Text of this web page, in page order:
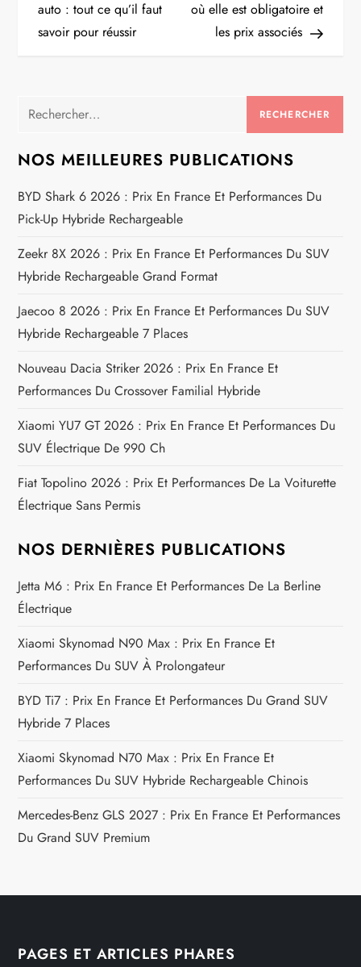
a
v
g
a
t
i
o
n
d
e
l
’
a
r
t
i
c
l
e
auto : tout ce qu’il faut
savoir pour réussir
où elle est obligatoire et
les prix associés
Rechercher :
NOS MEILLEURES PUBLICATIONS
BYD Shark 6 2026 : Prix En France Et Performances Du
Pick-Up Hybride Rechargeable
Zeekr 8X 2026 : Prix En France Et Performances Du SUV
Hybride Rechargeable Grand Format
Jaecoo 8 2026 : Prix En France Et Performances Du SUV
Hybride Rechargeable 7 Places
Nouveau Dacia Striker 2026 : Prix En France Et
Performances Du Crossover Familial Hybride
Xiaomi YU7 GT 2026 : Prix En France Et Performances Du
SUV Électrique De 990 Ch
Fiat Topolino 2026 : Prix Et Performances De La Voiturette
Électrique Sans Permis
NOS DERNIÈRES PUBLICATIONS
Jetta M6 : Prix En France Et Performances De La Berline
Électrique
Xiaomi Skynomad N90 Max : Prix En France Et
Performances Du SUV À Prolongateur
BYD Ti7 : Prix En France Et Performances Du Grand SUV
Hybride 7 Places
Xiaomi Skynomad N70 Max : Prix En France Et
Performances Du SUV Hybride Rechargeable Chinois
Mercedes-Benz GLS 2027 : Prix En France Et Performances
Du Grand SUV Premium
PAGES ET ARTICLES PHARES